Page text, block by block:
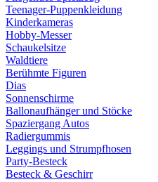
Teenager-Puppenkleidung
Kinderkameras
Hobby-Messer
Schaukelsitze
Waldtiere
Berühmte Figuren
Dias
Sonnenschirme
Ballonaufhänger und Stöcke
Spaziergang Autos
Radiergummis
Leggings und Strumpfhosen
Party-Besteck
Besteck & Geschirr